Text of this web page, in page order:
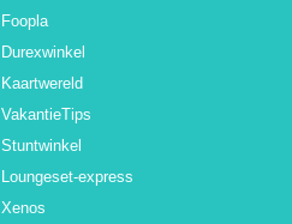
Foopla
Durexwinkel
Kaartwereld
VakantieTips
Stuntwinkel
Loungeset-express
Xenos